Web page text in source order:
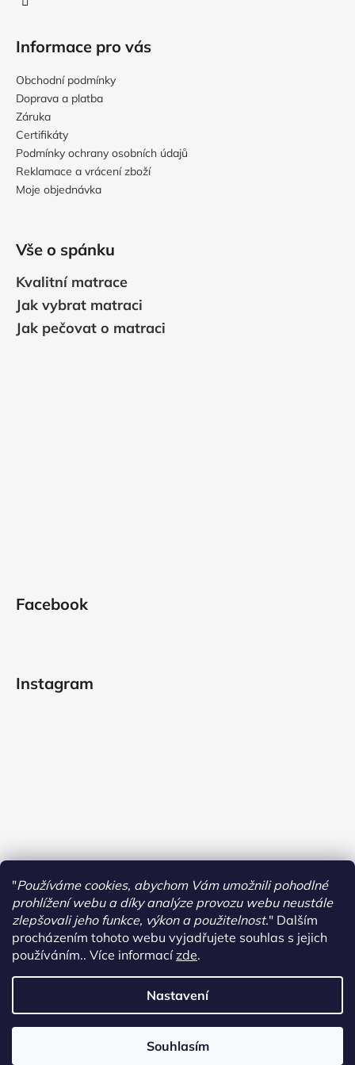
"Používáme cookies, abychom Vám umožnili pohodlné
prohlížení webu a díky analýze provozu webu neustále
zlepšovali jeho funkce, výkon a použitelnost." Dalším
procházením tohoto webu vyjadřujete souhlas s jejich
používáním.. Více informacízde.
Nastavení
Souhlasím
Informace pro vás
Obchodní podmínky
Doprava a platba
Záruka
Certifikáty
Podmínky ochrany osobních údajů
Reklamace a vrácení zboží
Moje objednávka
Vše o spánku
Kvalitní matrace
Jak vybrat matraci
Jak pečovat o matraci
Facebook
Instagram
Copyright 2026Dormas. Všechna práva vyhrazena.Upravit
nastavení cookies